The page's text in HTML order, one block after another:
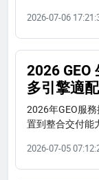
2026-07-06
2026 GEO
多引擎適
2026年GEO服
置到整合交付能
2026-07-05